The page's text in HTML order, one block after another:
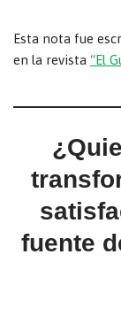
Esta nota fue
en la revista “El
fuente